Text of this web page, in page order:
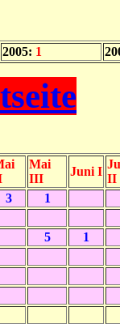
2005: 1
Mai
III
Juni I
II
3
1
5
1